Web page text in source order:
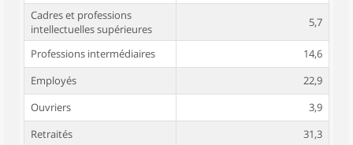
Cadres et professions
intellectuelles supérieures
5,7
Professions intermédiaires
14,6
Employés
22,9
Ouvriers
3,9
Retraités
31,3